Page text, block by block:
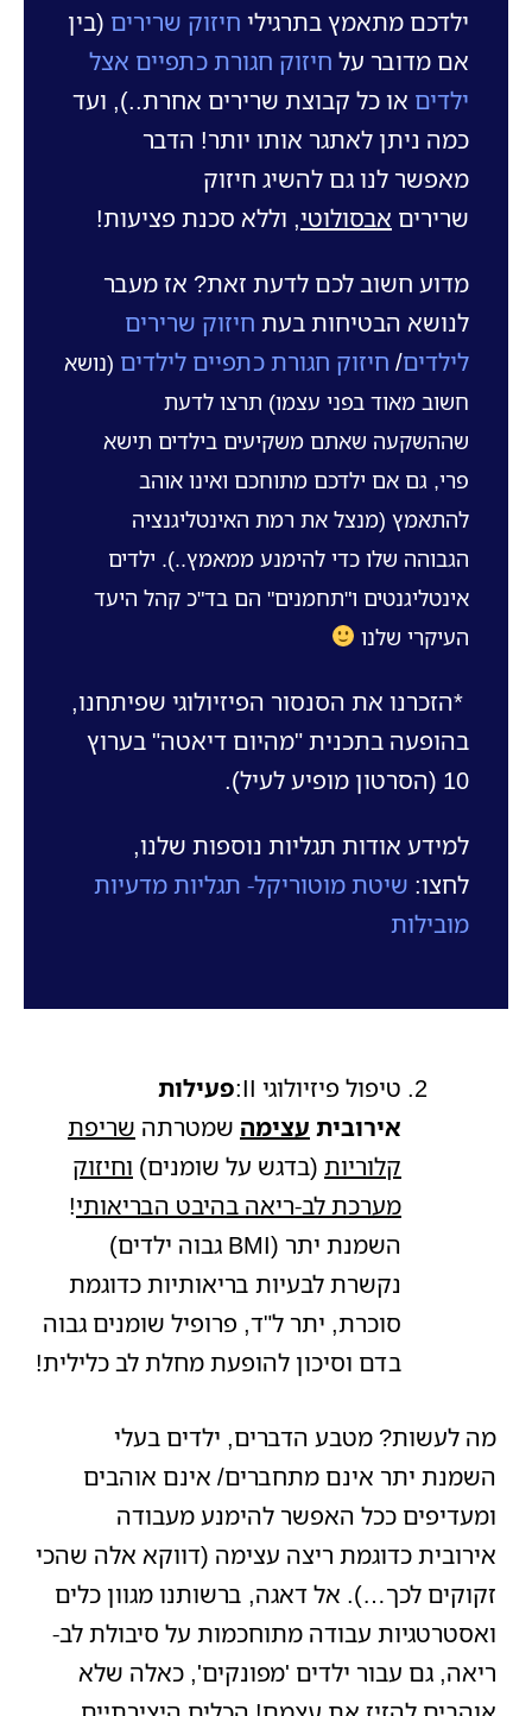
ילדכם מתאמץ בתרגילי חיזוק שרירים (בין
אם מדובר על חיזוק חגורת כתפיים אצל
ילדים או כל קבוצת שרירים אחרת..), ועד
כמה ניתן לאתגר אותו יותר! הדבר
מאפשר לנו גם להשיג חיזוק
שרירים אבסולוטי, וללא סכנת פציעות!
מדוע חשוב לכם לדעת זאת? אז מעבר
לנושא הבטיחות בעת חיזוק שרירים
לילדים/ חיזוק חגורת כתפיים לילדים (נושא
חשוב מאוד בפני עצמו) תרצו לדעת
שההשקעה שאתם משקיעים בילדים תישא
פרי, גם אם ילדכם מתוחכם ואינו אוהב
להתאמץ (מנצל את רמת האינטליגנציה
הגבוהה שלו כדי להימנע ממאמץ..). ילדים
אינטליגנטים ו"תחמנים" הם בד"כ קהל היעד
העיקרי שלנו
*הזכרנו את הסנסור הפיזיולוגי שפיתחנו,
בהופעה בתכנית "מהיום דיאטה" בערוץ
10 (הסרטון מופיע לעיל).
למידע אודות תגליות נוספות שלנו,
לחצו: שיטת מוטוריקל- תגליות מדעיות
מובילות
טיפול פיזיולוגי II:
פעילות
אירובית עצימה שמטרתה שריפת
קלוריות (בדגש על שומנים) וחיזוק
מערכת לב-ריאה בהיבט הבריאותי!
השמנת יתר (BMI גבוה ילדים)
נקשרת לבעיות בריאותיות כדוגמת
סוכרת, יתר ל"ד, פרופיל שומנים גבוה
בדם וסיכון להופעת מחלת לב כלילית!
מה לעשות? מטבע הדברים, ילדים בעלי
השמנת יתר אינם מתחברים/ אינם אוהבים
ומעדיפים ככל האפשר להימנע מעבודה
אירובית כדוגמת ריצה עצימה (דווקא אלה שהכי
זקוקים לכך…). אל דאגה, ברשותנו מגוון כלים
ואסטרטגיות עבודה מתוחכמות על סיבולת לב-
ריאה, גם עבור ילדים 'מפונקים', כאלה שלא